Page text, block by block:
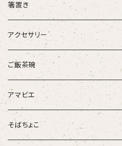
箸置き
アクセサリー
ループタイ
ブローチ
ご飯茶碗
アマビエ
そばちょこ